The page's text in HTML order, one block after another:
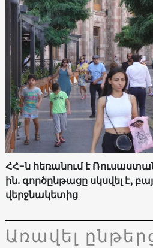
ՀՀ-ն հեռանում է
ին. գործընթացը սկսվել է,
վերջնակետից
Առավել